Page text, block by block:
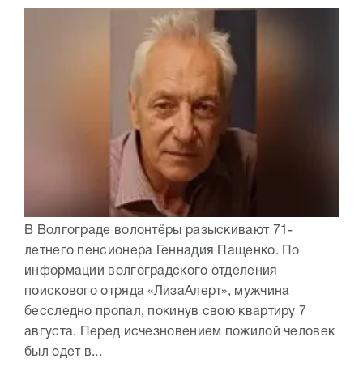
В Волгограде волонтёры разыскивают 71-
летнего пенсионера Геннадия Пащенко. По
информации волгоградского отделения
поискового отряда «ЛизаАлерт», мужчина
бесследно пропал, покинув свою квартиру 7
августа. Перед исчезновением пожилой человек
был одет в...